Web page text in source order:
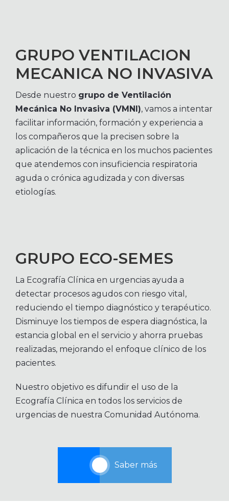
GRUPO VENTILACION
MECANICA NO INVASIVA
Desde nuestro grupo de Ventilación
Mecánica No Invasiva (VMNI), vamos a intentar
facilitar información, formación y experiencia a
los compañeros que la precisen sobre la
aplicación de la técnica en los muchos pacientes
que atendemos con insuficiencia respiratoria
aguda o crónica agudizada y con diversas
etiologías.
GRUPO ECO-SEMES
La Ecografía Clínica en urgencias ayuda a
detectar procesos agudos con riesgo vital,
reduciendo el tiempo diagnóstico y terapéutico.
Disminuye los tiempos de espera diagnóstica, la
estancia global en el servicio y ahorra pruebas
realizadas, mejorando el enfoque clínico de los
pacientes.
Nuestro objetivo es difundir el uso de la
Ecografía Clínica en todos los servicios de
urgencias de nuestra Comunidad Autónoma.
Saber más